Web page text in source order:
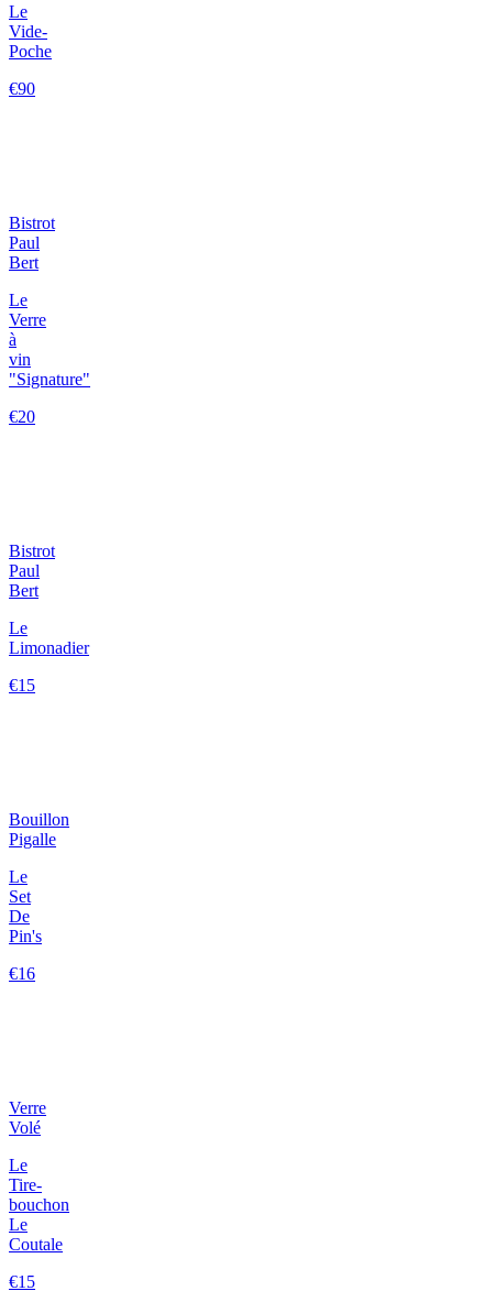
Le
Vide-
Poche
€90
Bistrot
Paul
Bert
Le
Verre
à
vin
"Signature"
€20
Bistrot
Paul
Bert
Le
Limonadier
€15
Bouillon
Pigalle
Le
Set
De
Pin's
€16
Verre
Volé
Le
Tire-
bouchon
Le
Coutale
€15